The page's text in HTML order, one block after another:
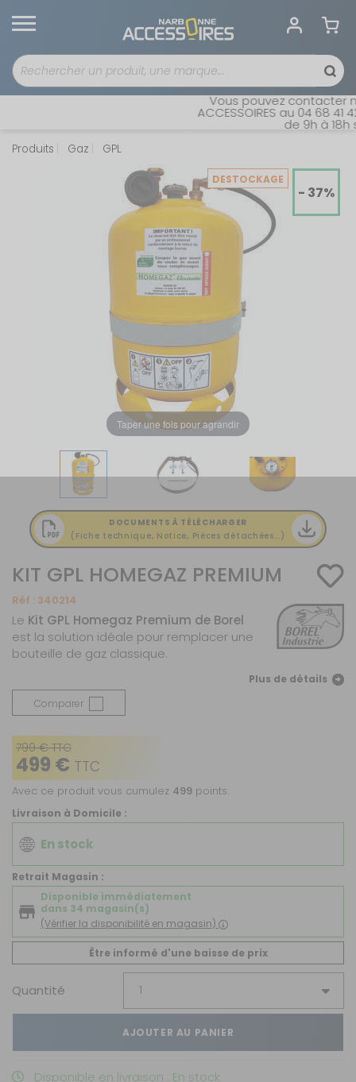
Vous pouvez contacter
ACCESSOIRES au 04 68 41
de 9h à 18h
Produits Gaz GPL
DESTOCKAGE
- 37%
Taper une fois pour agrandir
DOCUMENTS À TÉLÉCHARGER
(Fiche technique, Notice, Pièces détachées...)
KIT GPL HOMEGAZ PREMIUM
Réf : 340214
Le Kit GPL Homegaz Premium de Borel
est la solution idéale pour remplacer une
bouteille de gaz classique.
Plus de détails
Comparer
799 € TTC
499 € TTC
Avec ce produit vous cumulez 499 points.
Livraison à Domicile :
En stock
Retrait Magasin :
Disponible immédiatement
dans 34 magasin(s)
(Vérifier la disponibilité en magasin)
Être informé d'une baisse de prix
Quantité
AJOUTER AU PANIER
Disponible en livraison : En stock